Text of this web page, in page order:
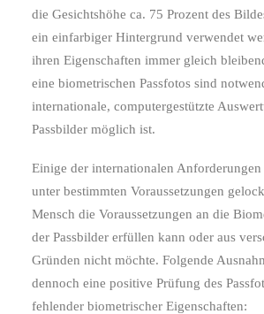
die Gesichtshöhe ca. 75 Prozent des
ein einfarbiger Hintergrund verwendet
ihren Eigenschaften immer gleich
eine biometrischen Passfotos sind
internationale, computergestützte
Passbilder möglich ist.
Einige der internationalen
unter bestimmten Voraussetzungen
Mensch die Voraussetzungen an die
der Passbilder erfüllen kann oder aus
Gründen nicht möchte. Folgende
dennoch eine positive Prüfung des
fehlender biometrischer Eigenschaften: